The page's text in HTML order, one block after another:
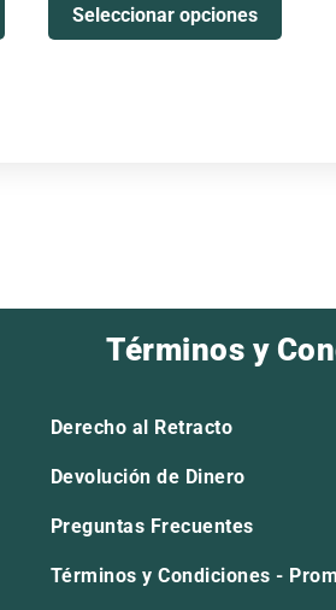
Seleccionar opciones
producto
Términos y
Derecho al Retracto
Devolución de Dinero
Preguntas Frecuentes
Términos y Condiciones -